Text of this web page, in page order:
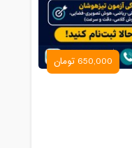
650,000 تومان